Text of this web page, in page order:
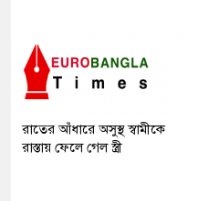
রাতের আঁধারে অসুস্থ স্বামীকে
রাস্তায় ফেলে গেল স্ত্রী